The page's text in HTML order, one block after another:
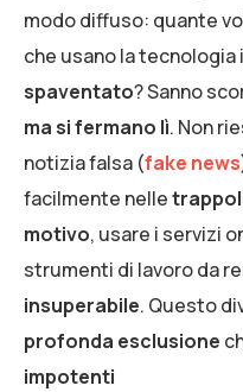
modo diffuso: quante
che usano la tecnologia
spaventato? Sanno
ma si fermano lì. Non
notizia falsa (fake news
facilmente nelle
motivo, usare i servizi
strumenti di lavoro da
insuperabile. Questo
profonda esclusione
impotenti